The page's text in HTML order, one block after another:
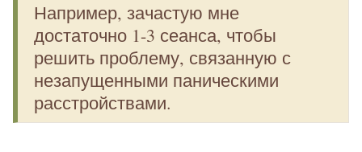
Например, зачастую мне
достаточно 1-3 сеанса, чтобы
решить проблему, связанную с
незапущенными паническими
расстройствами.